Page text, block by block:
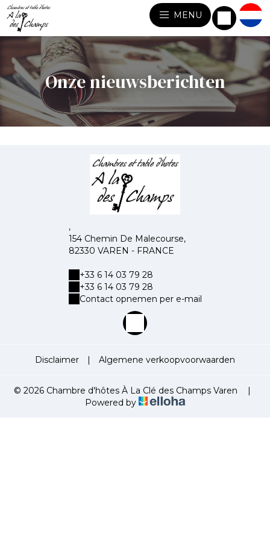
MENU
Onze nieuwsberichten
,
154 Chemin De Malecourse,
82330 VAREN - FRANCE
+33 6 14 03 79 28
+33 6 14 03 79 28
Contact opnemen per e-mail
Disclaimer | Algemene verkoopvoorwaarden
© 2026 Chambre d'hôtes À La Clé des Champs Varen
|
Powered by